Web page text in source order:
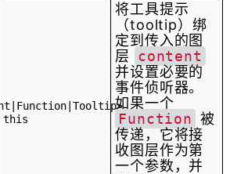
this
将工具提示
（tooltip）绑
定到传入的图
层
content
并设置必要的
事件侦听器。
如果一个
Function 被
传递，它将接
收图层作为第
一个参数，并